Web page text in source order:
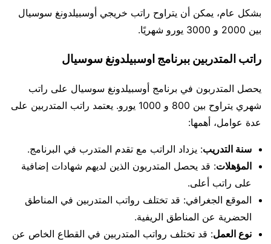
بشكل عام، يمكن أن يتراوح راتب خريجي أوسبيلدونغ سوسيال
بين 2000 و 3000 يورو شهريًا.
راتب المتدربين ببرنامج اوسبيلدونغ سوسيال
يحصل المتدربون في برنامج أوسبيلدونغ سوسيال على راتب
شهري يتراوح بين 800 و 1000 يورو. يعتمد راتب المتدربين على
عدة عوامل، أهمها:
سنة التدريب: يزداد الراتب مع تقدم المتدرب في البرنامج.
المؤهلات: قد يحصل المتدربون الذين لديهم شهادات إضافية
على راتب أعلى.
الموقع الجغرافي: قد تختلف رواتب المتدربين في المناطق
الحضرية عن المناطق الريفية.
نوع العمل: قد تختلف رواتب المتدربين في القطاع الخاص عن